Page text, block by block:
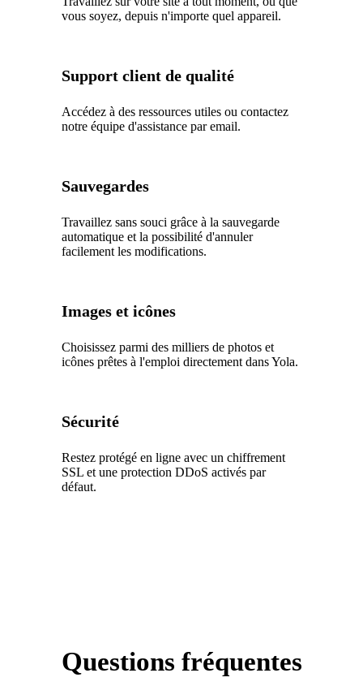
vous soyez, depuis n'importe quel appareil.
Support client de qualité
Accédez à des ressources utiles ou contactez
notre équipe d'assistance par email.
Sauvegardes
Travaillez sans souci grâce à la sauvegarde
automatique et la possibilité d'annuler
facilement les modifications.
Images et icônes
Choisissez parmi des milliers de photos et
icônes prêtes à l'emploi directement dans Yola.
Sécurité
Restez protégé en ligne avec un chiffrement
SSL et une protection DDoS activés par
défaut.
Questions fréquentes